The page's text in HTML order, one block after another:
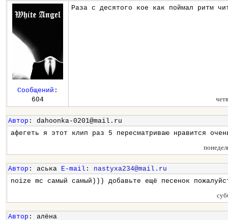
Раза с десятого кое как поймал ритм
Сообщений :
604
Автор : dahoonka-0201@mail.ru
афегеть я этот клип раз 5 пересматриваю нравится
Автор : аська E-mail : nastyxa234@mail.ru
noize mc самый самый))) добавьте ещё песенок
Автор : алёна